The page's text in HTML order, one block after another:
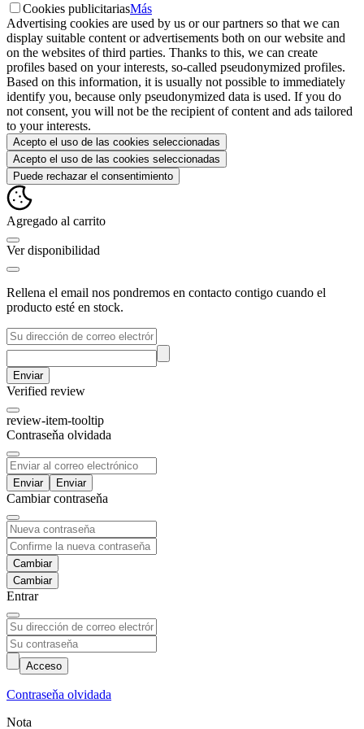
Cookies publicitariasMás
Advertising cookies are used by us or our partners so that we can
display suitable content or advertisements both on our website and
on the websites of third parties. Thanks to this, we can create
profiles based on your interests, so-called pseudonymized profiles.
Based on this information, it is usually not possible to immediately
identify you, because only pseudonymized data is used. If you do
not consent, you will not be the recipient of content and ads tailored
to your interests.
Acepto el uso de las cookies seleccionadas
Acepto el uso de las cookies seleccionadas
Puede rechazar el consentimiento
Agregado al carrito
Ver disponibilidad
Rellena el email nos pondremos en contacto contigo cuando el
producto esté en stock.
Enviar
Verified review
review-item-tooltip
Contraseňa olvidada
Enviar
Cambiar contraseňa
Cambiar
Entrar
Acceso
Contraseňa olvidada
Nota